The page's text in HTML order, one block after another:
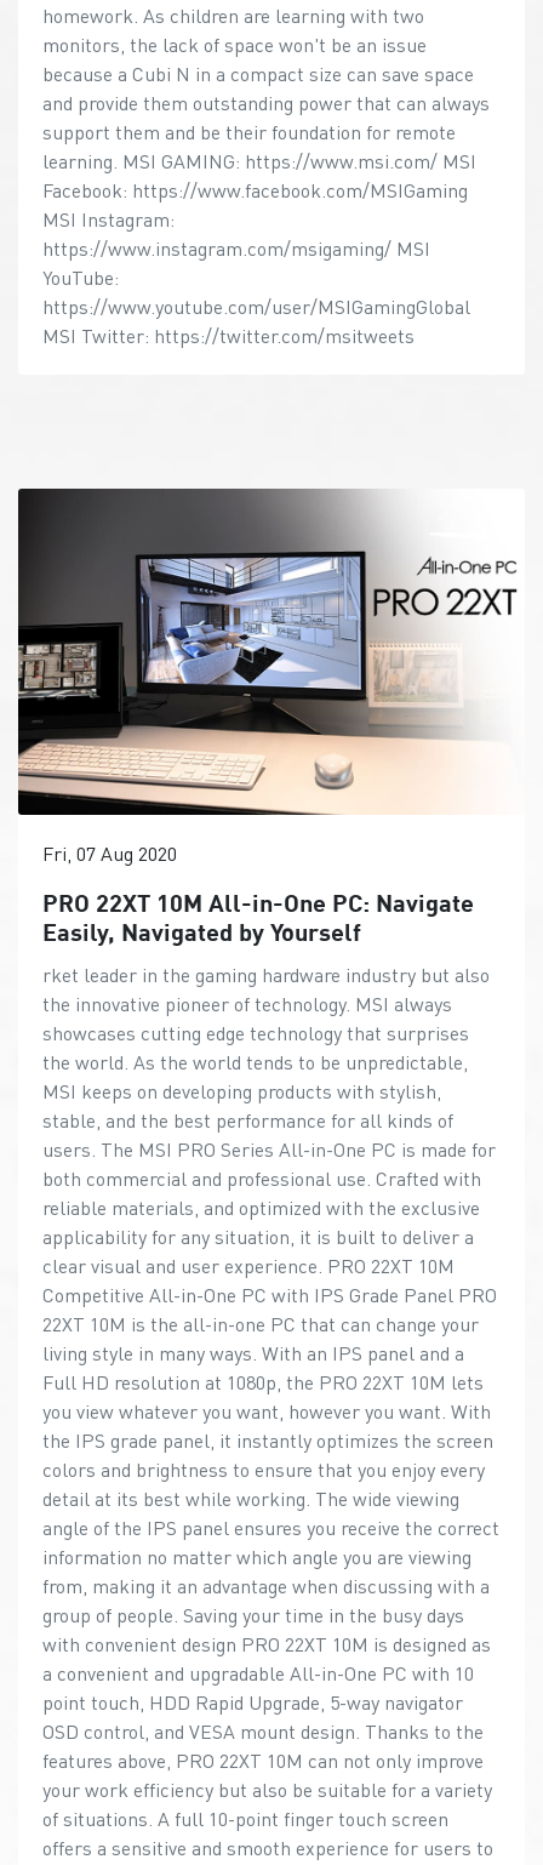
homework. As children are learning with two
monitors, the lack of space won't be an issue
because a Cubi N in a compact size can save space
and provide them outstanding power that can always
support them and be their foundation for remote
learning. MSI GAMING: https://www.msi.com/ MSI
Facebook: https://www.facebook.com/MSIGaming
MSI Instagram:
https://www.instagram.com/msigaming/ MSI
YouTube:
https://www.youtube.com/user/MSIGamingGlobal
MSI Twitter: https://twitter.com/msitweets
Fri, 07 Aug 2020
PRO 22XT 10M All-in-One PC: Navigate
Easily, Navigated by Yourself
rket leader in the gaming hardware industry but also
the innovative pioneer of technology. MSI always
showcases cutting edge technology that surprises
the world. As the world tends to be unpredictable,
MSI keeps on developing products with stylish,
stable, and the best performance for all kinds of
users. The MSI PRO Series All-in-One PC is made for
both commercial and professional use. Crafted with
reliable materials, and optimized with the exclusive
applicability for any situation, it is built to deliver a
clear visual and user experience. PRO 22XT 10M
Competitive All-in-One PC with IPS Grade Panel PRO
22XT 10M is the all-in-one PC that can change your
living style in many ways. With an IPS panel and a
Full HD resolution at 1080p, the PRO 22XT 10M lets
you view whatever you want, however you want. With
the IPS grade panel, it instantly optimizes the screen
colors and brightness to ensure that you enjoy every
detail at its best while working. The wide viewing
angle of the IPS panel ensures you receive the correct
information no matter which angle you are viewing
from, making it an advantage when discussing with a
group of people. Saving your time in the busy days
with convenient design PRO 22XT 10M is designed as
a convenient and upgradable All-in-One PC with 10
point touch, HDD Rapid Upgrade, 5-way navigator
OSD control, and VESA mount design. Thanks to the
features above, PRO 22XT 10M can not only improve
your work efficiency but also be suitable for a variety
of situations. A full 10-point finger touch screen
offers a sensitive and smooth experience for users to